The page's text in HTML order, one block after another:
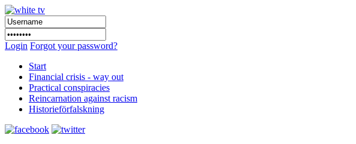
Login Forgot your password?
Start
Financial crisis - way out
Practical conspiracies
Reincarnation against racism
Historieförfalskning